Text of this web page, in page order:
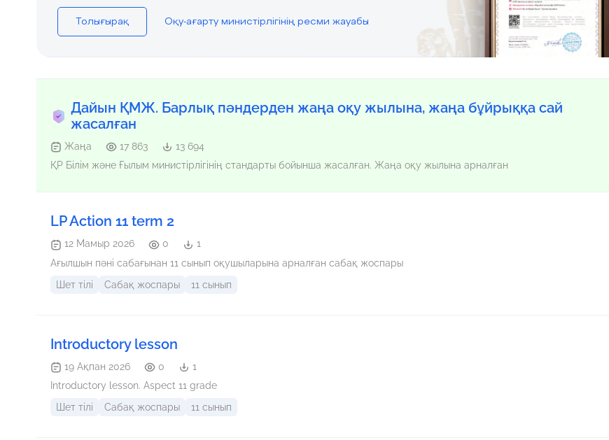
Толығырақ Оқу-ағарту министірлігінің ресми жауабы
Дайын ҚМЖ. Барлық пәндерден жаңа оқу жылына, жаңа бұйрыққа сай
жасалған
Жаңа 17 863
13 694
ҚР Білім және Ғылым министірлігінің стандарты бойынша жасалған. Жаңа оқу жылына арналған
LP Action 11 term 2
12 Мамыр 2026 0
1
Ағылшын пәні сабағынан 11 сынып оқушыларына арналған сабақ жоспары
Шет тілі
Сабақ жоспары 11 сынып
Introductory lesson
19 Ақпан 2026 0
1
Introductory lesson. Aspect 11 grade
Шет тілі
Сабақ жоспары 11 сынып